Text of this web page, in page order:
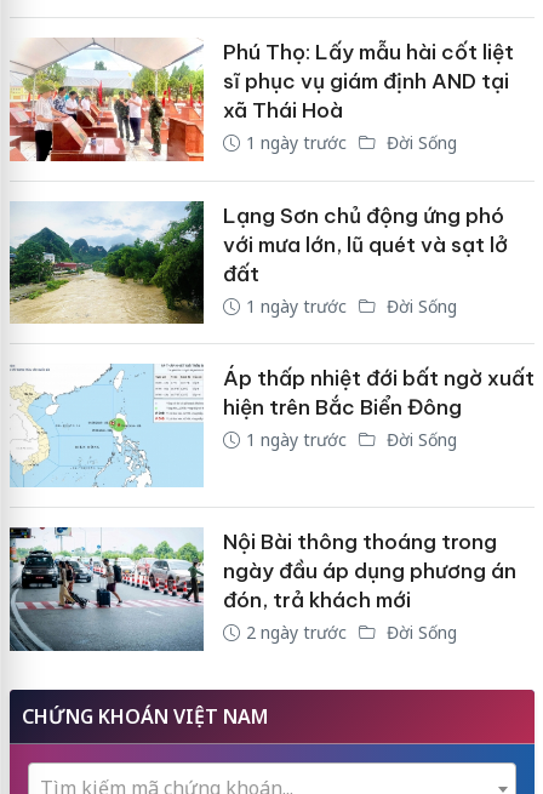
Phú Thọ: Lấy mẫu hài cốt liệt
sĩ phục vụ giám định AND tại
xã Thái Hoà
1 ngày trước Đời Sống
Lạng Sơn chủ động ứng phó
với mưa lớn, lũ quét và sạt lở
đất
1 ngày trước Đời Sống
Áp thấp nhiệt đới bất ngờ xuất
hiện trên Bắc Biển Đông
1 ngày trước Đời Sống
Nội Bài thông thoáng trong
ngày đầu áp dụng phương án
đón, trả khách mới
2 ngày trước Đời Sống
CHỨNG KHOÁN VIỆT NAM
Tìm kiếm mã chứng khoán...